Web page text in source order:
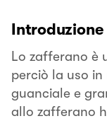
Introduzione
Lo zafferano è
perciò la uso
guanciale e
allo zafferano